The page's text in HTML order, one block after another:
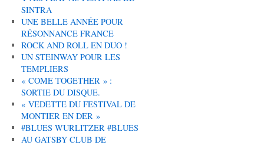
SINTRA
UNE BELLE ANNÉE POUR
RÉSONNANCE FRANCE
ROCK AND ROLL EN DUO !
UN STEINWAY POUR LES
TEMPLIERS
« COME TOGETHER » :
SORTIE DU DISQUE.
« VEDETTE DU FESTIVAL DE
MONTIER EN DER »
#BLUES WURLITZER #BLUES
AU GATSBY CLUB DE